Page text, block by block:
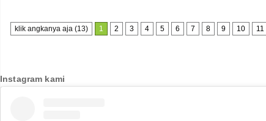
klik angkanya aja (13) 1 2 3 4 5 6 7 8 9 10 11
Instagram kami